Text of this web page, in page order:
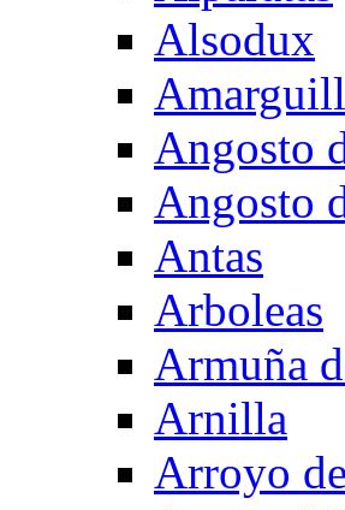
Alsodux
Angosto
Angosto
Antas
Arboleas
Armuña
Arnilla
Arroyo